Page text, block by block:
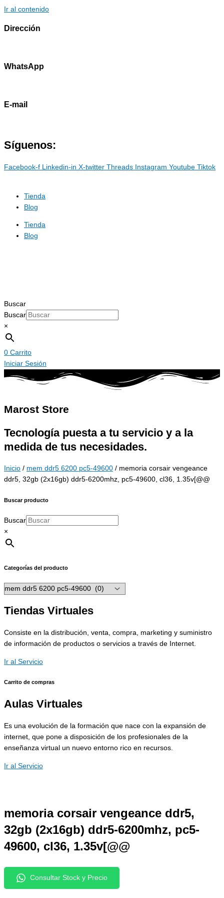
Ir al contenido
Dirección
WhatsApp
E-mail
Síguenos:
Facebook-f Linkedin-in X-twitter Threads Instagram Youtube Tiktok
Tienda
Blog
Tienda
Blog
Buscar
Buscar
×
0 Carrito
Iniciar Sesión
Marost Store
Tecnología puesta a tu servicio y a la
medida de tus necesidades.
Inicio / mem ddr5 6200 pc5-49600 / memoria corsair vengeance
ddr5, 32gb (2x16gb) ddr5-6200mhz, pc5-49600, cl36, 1.35v[@@
Buscar producto
Buscar
×
Categorías del producto
Tiendas Virtuales
Consiste en la distribución, venta, compra, marketing y suministro
de información de productos o servicios a través de Internet.
Ir al Servicio
Carrito de compras
Aulas Virtuales
Es una evolución de la formación que nace con la expansión de
internet, que pone a disposición de los profesionales de la
enseñanza virtual un nuevo entorno rico en recursos.
Ir al Servicio
memoria corsair vengeance ddr5,
32gb (2x16gb) ddr5-6200mhz, pc5-
49600, cl36, 1.35v[@@
Consultar Stock y Precio